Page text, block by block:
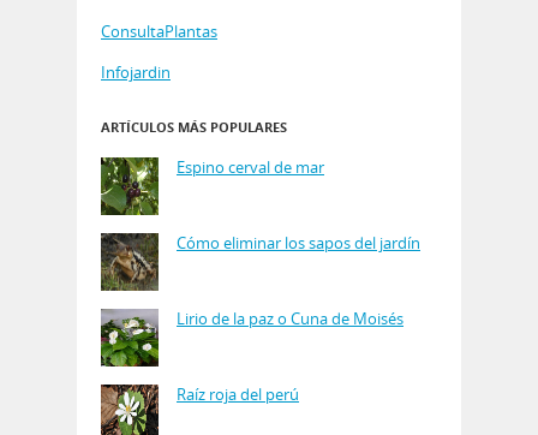
ConsultaPlantas
Infojardin
ARTÍCULOS MÁS POPULARES
Espino cerval de mar
Cómo eliminar los sapos del jardín
Lirio de la paz o Cuna de Moisés
Raíz roja del perú